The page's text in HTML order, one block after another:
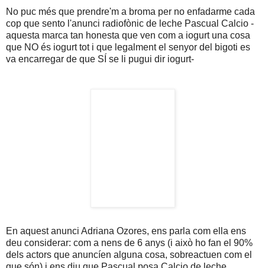
No puc més que prendre'm a broma per no enfadarme cada
cop que sento l'anunci radiofònic de leche Pascual Calcio -
aquesta marca tan honesta que ven com a iogurt una cosa
que NO és iogurt tot i que legalment el senyor del bigoti es
va encarregar de que SÍ se li pugui dir iogurt-
En aquest anunci Adriana Ozores, ens parla com ella ens
deu considerar: com a nens de 6 anys (i això ho fan el 90%
dels actors que anuncíen alguna cosa, sobreactuen com el